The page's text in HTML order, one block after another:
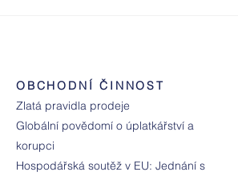
OBCHODNÍ ČINNOST
Zlatá pravidla prodeje
Globální povědomí o úplatkářství a
korupci
Hospodářská soutěž v EU: Jednání s